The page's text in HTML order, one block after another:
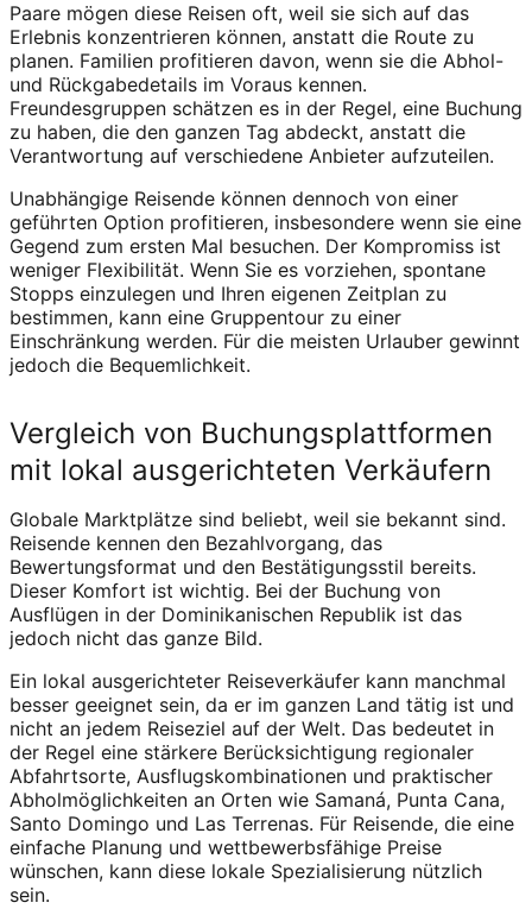
Paare mögen diese Reisen oft, weil sie sich auf das
Erlebnis konzentrieren können, anstatt die Route zu
planen. Familien profitieren davon, wenn sie die Abhol-
und Rückgabedetails im Voraus kennen.
Freundesgruppen schätzen es in der Regel, eine Buchung
zu haben, die den ganzen Tag abdeckt, anstatt die
Verantwortung auf verschiedene Anbieter aufzuteilen.
Unabhängige Reisende können dennoch von einer
geführten Option profitieren, insbesondere wenn sie eine
Gegend zum ersten Mal besuchen. Der Kompromiss ist
weniger Flexibilität. Wenn Sie es vorziehen, spontane
Stopps einzulegen und Ihren eigenen Zeitplan zu
bestimmen, kann eine Gruppentour zu einer
Einschränkung werden. Für die meisten Urlauber gewinnt
jedoch die Bequemlichkeit.
Vergleich von Buchungsplattformen
mit lokal ausgerichteten Verkäufern
Globale Marktplätze sind beliebt, weil sie bekannt sind.
Reisende kennen den Bezahlvorgang, das
Bewertungsformat und den Bestätigungsstil bereits.
Dieser Komfort ist wichtig. Bei der Buchung von
Ausflügen in der Dominikanischen Republik ist das
jedoch nicht das ganze Bild.
Ein lokal ausgerichteter Reiseverkäufer kann manchmal
besser geeignet sein, da er im ganzen Land tätig ist und
nicht an jedem Reiseziel auf der Welt. Das bedeutet in
der Regel eine stärkere Berücksichtigung regionaler
Abfahrtsorte, Ausflugskombinationen und praktischer
Abholmöglichkeiten an Orten wie Samaná, Punta Cana,
Santo Domingo und Las Terrenas. Für Reisende, die eine
einfache Planung und wettbewerbsfähige Preise
wünschen, kann diese lokale Spezialisierung nützlich
sein.